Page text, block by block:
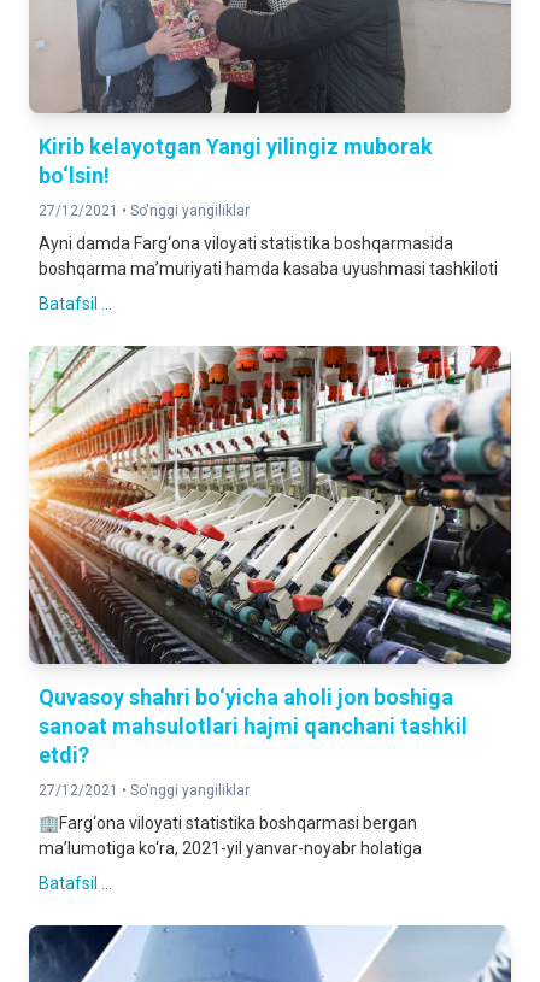
Kirib kelayotgan Yangi yilingiz muborak
bo‘lsin!
27/12/2021 • So'nggi yangiliklar
Ayni damda Farg‘ona viloyati statistika boshqarmasida
boshqarma ma’muriyati hamda kasaba uyushmasi tashkiloti
Batafsil ...
Quvasoy shahri bo‘yicha aholi jon boshiga
sanoat mahsulotlari hajmi qanchani tashkil
etdi?
27/12/2021 • So'nggi yangiliklar
🏢Farg‘ona viloyati statistika boshqarmasi bergan
ma’lumotiga ko‘ra, 2021-yil yanvar-noyabr holatiga
Batafsil ...